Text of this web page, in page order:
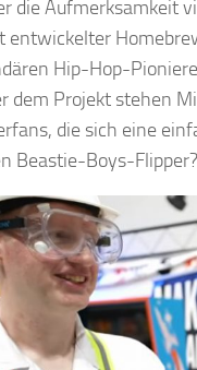
die Aufmerksamkeit
entwickelter
Hip-Hop-
dem Projekt stehen
die sich eine
Beastie-Boys-Flipper?